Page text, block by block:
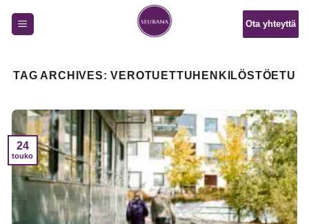
Ota yhteyttä
TAG ARCHIVES:VEROTUETTUHENKILÖSTÖETU
24
touko